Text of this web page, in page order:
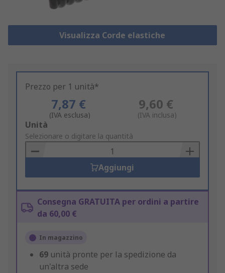
Visualizza Corde elastiche
Prezzo per 1 unità*
7,87 €
(IVA esclusa)
9,60 €
(IVA inclusa)
Add
to
Basket
Unità
Selezionare o digitare la quantità
Aggiungi
Consegna GRATUITA per ordini a partire
da 60,00 €
In magazzino
69 unità pronte per la spedizione da
un'altra sede